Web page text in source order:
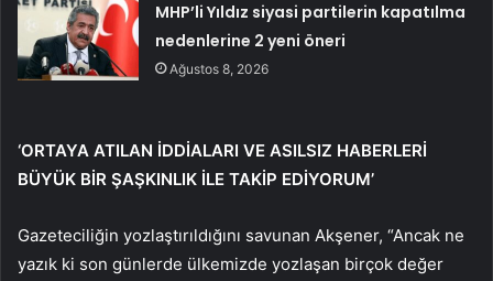
MHP’li Yıldız siyasi partilerin kapatılma
nedenlerine 2 yeni öneri
Ağustos 8, 2026
‘ORTAYA ATILAN İDDİALARI VE ASILSIZ HABERLERİ
BÜYÜK BİR ŞAŞKINLIK İLE TAKİP EDİYORUM’
Gazeteciliğin yozlaştırıldığını savunan Akşener, “Ancak ne
yazık ki son günlerde ülkemizde yozlaşan birçok değer